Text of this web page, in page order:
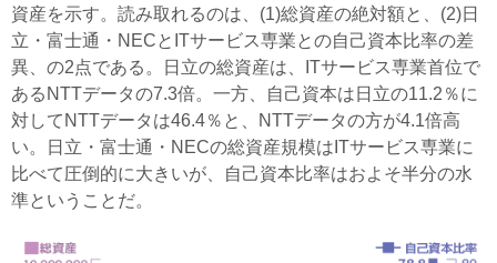
資産を示す。読み取れるのは、(1)総資産の絶対額と、(2)日
立・富士通・NECとITサービス専業との自己資本比率の差
異、の2点である。日立の総資産は、ITサービス専業首位で
あるNTTデータの7.3倍。一方、自己資本は日立の11.2％に
対してNTTデータは46.4％と、NTTデータの方が4.1倍高
い。日立・富士通・NECの総資産規模はITサービス専業に
比べて圧倒的に大きいが、自己資本比率はおよそ半分の水
準ということだ。